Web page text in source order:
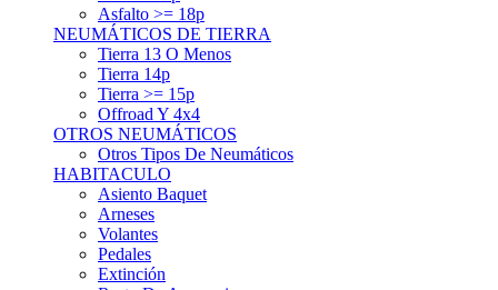
NEUMÁTICOS DE TIERRA
Tierra 13 O Menos
Tierra 14p
Tierra >= 15p
Offroad Y 4x4
OTROS NEUMÁTICOS
Otros Tipos De Neumáticos
HABITACULO
Asiento Baquet
Arneses
Volantes
Pedales
Extinción
Resto De Accesorios
EQUIPACIÓN PILOTO/COPILOTO